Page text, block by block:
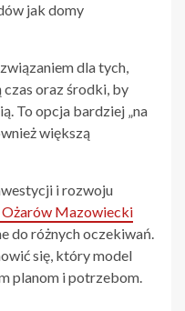
jak domy
dla tych,
czas oraz środki, by
To opcja bardziej „na
większą
i rozwoju
Mazowiecki
do różnych oczekiwań.
się, który model
planom i potrzebom.